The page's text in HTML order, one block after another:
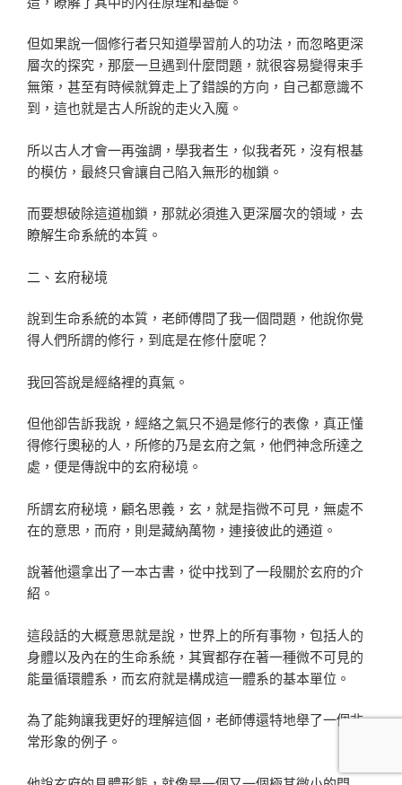
但如果說一個修行者只知道學習前人的功法，而忽略更深
層次的探究，那麼一旦遇到什麼問題，就很容易變得束手
無策，甚至有時候就算走上了錯誤的方向，自己都意識不
到，這也就是古人所說的走火入魔。
所以古人才會一再強調，學我者生，似我者死，沒有根基
的模仿，最終只會讓自己陷入無形的枷鎖。
而要想破除這道枷鎖，那就必須進入更深層次的領域，去
瞭解生命系統的本質。
二、玄府秘境
說到生命系統的本質，老師傅問了我一個問題，他說你覺
得人們所謂的修行，到底是在修什麼呢？
我回答說是經絡裡的真氣。
但他卻告訴我說，經絡之氣只不過是修行的表像，真正懂
得修行奧秘的人，所修的乃是玄府之氣，他們神念所達之
處，便是傳說中的玄府秘境。
所謂玄府秘境，顧名思義，玄，就是指微不可見，無處不
在的意思，而府，則是藏納萬物，連接彼此的通道。
說著他還拿出了一本古書，從中找到了一段關於玄府的介
紹。
這段話的大概意思就是說，世界上的所有事物，包括人的
身體以及內在的生命系統，其實都存在著一種微不可見的
能量循環體系，而玄府就是構成這一體系的基本單位。
為了能夠讓我更好的理解這個，老師傅還特地舉了一個非
常形象的例子。